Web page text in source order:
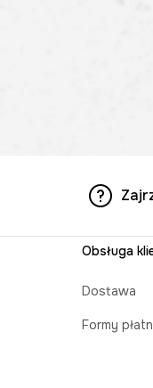
Obsługa
Dostawa
Formy